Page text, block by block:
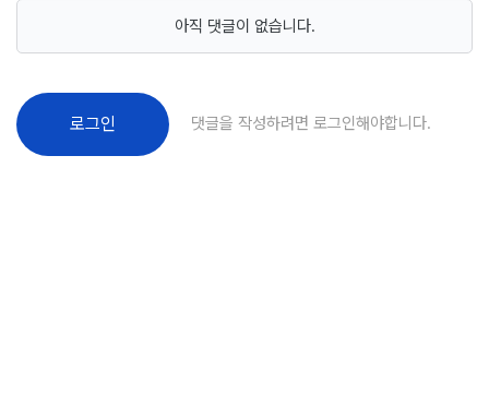
아직 댓글이 없습니다.
로그인 댓글을 작성하려면 로그인해야합니다.